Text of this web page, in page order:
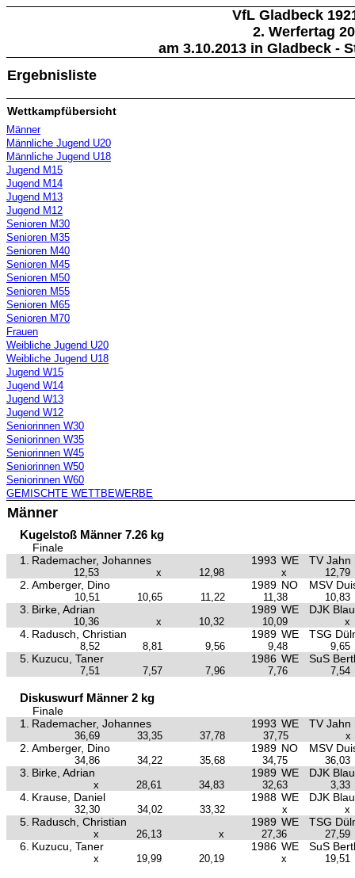
VfL Gladbeck
2. Werfertag
am 3.10.2013 in Gladbeck -
Ergebnisliste
Wettkampfübersicht
Männer
Männliche Jugend U20
Männliche Jugend U18
Jugend M15
Jugend M14
Jugend M13
Jugend M12
Senioren M30
Senioren M35
Senioren M40
Senioren M45
Senioren M50
Senioren M55
Senioren M65
Senioren M70
Frauen
Weibliche Jugend U20
Weibliche Jugend U18
Jugend W15
Jugend W14
Jugend W13
Jugend W12
Seniorinnen W30
Seniorinnen W35
Seniorinnen W45
Seniorinnen W50
Seniorinnen W60
GEMISCHTE WETTBEWERBE
Männer
Kugelstoß Männer 7.26 kg
Finale
1.
Rademacher, Johannes 1993 WE TV Jahn
12,53 x 12,98 x 12,79
2. Amberger, Dino 1989 NO MSV
10,51 10,65 11,22 11,38 10,83
3. Birke, Adrian 1989 WE DJK
10,36 x 10,32 10,09 x
4. Radusch, Christian 1989 WE TSG
8,52 8,81 9,56 9,48 9,65
5. Kuzucu, Taner 1986 WE SuS
7,51 7,57 7,96 7,76 7,54
Diskuswurf Männer 2 kg
Finale
1.
Rademacher, Johannes 1993 WE TV Jahn
36,69 33,35 37,78 37,75 x
2. Amberger, Dino 1989 NO MSV
34,86 34,22 35,68 34,75 36,03
3. Birke, Adrian 1989 WE DJK
x 28,61 34,83 32,63 3,33
4. Krause, Daniel 1988 WE DJK
32,30 34,02 33,32 x x
5. Radusch, Christian 1989 WE TSG
x 26,13 x 27,36 27,59
6. Kuzucu, Taner 1986 WE SuS
x 19,99 20,19 x 19,51